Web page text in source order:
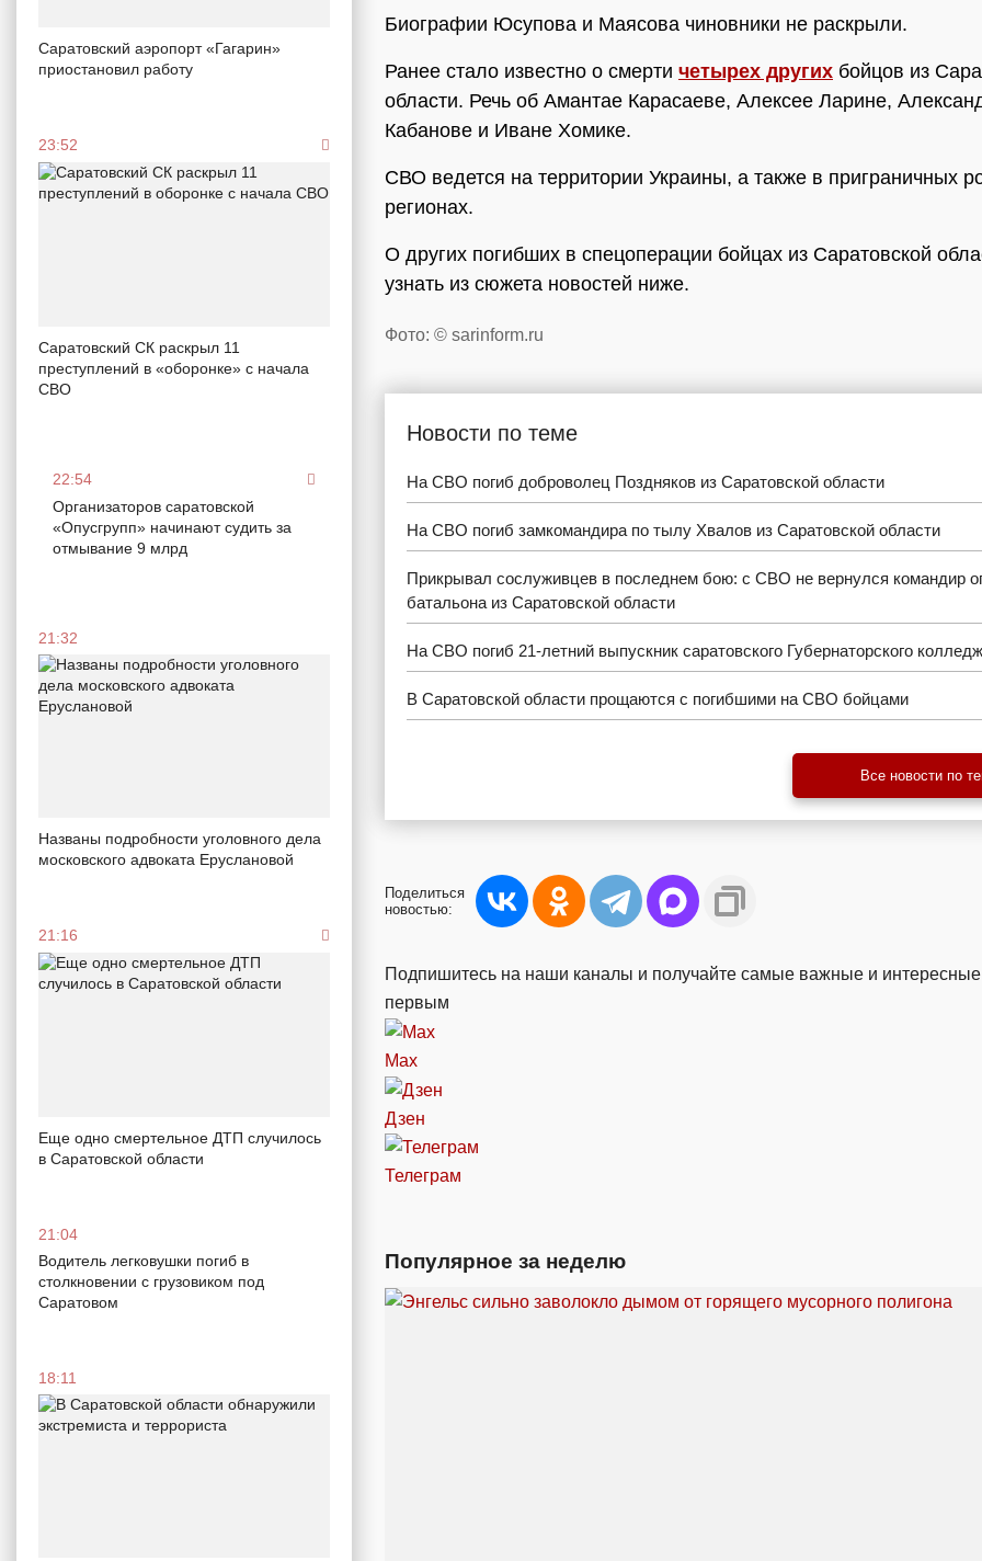
Саратовский аэропорт «Гагарин»
приостановил работу
23:52
Саратовский СК раскрыл 11
преступлений в «оборонке» с начала
СВО
22:54
Организаторов саратовской
«Опусгрупп» начинают судить за
отмывание 9 млрд
21:32
Названы подробности уголовного дела
московского адвоката Еруслановой
21:16
Еще одно смертельное ДТП случилось
в Саратовской области
21:04
Водитель легковушки погиб в
столкновении с грузовиком под
Саратовом
18:11
Биографии Юсупова и Маясова чиновники не раскрыли.
Ранее стало известно о смерти четырех других бойцов из
области. Речь об Амантае Карасаеве, Алексее Ларине,
Кабанове и Иване Хомике.
СВО ведется на территории Украины, а также в приграничных
регионах.
О других погибших в спецоперации бойцах из Саратовской
узнать из сюжета новостей ниже.
Фото: © sarinform.ru
Новости по теме
На СВО погиб доброволец Поздняков из Саратовской области
На СВО погиб замкомандира по тылу Хвалов из Саратовской области
Прикрывал сослуживцев в последнем бою: с СВО не вернулся командир
батальона из Саратовской области
На СВО погиб 21-летний выпускник саратовского Губернаторского
В Саратовской области прощаются с погибшими на СВО бойцами
Все новости по
Поделиться
новостью:
Подпишитесь на наши каналы и получайте самые важные и интересные
первым
Max
Дзен
Телеграм
Популярное за неделю